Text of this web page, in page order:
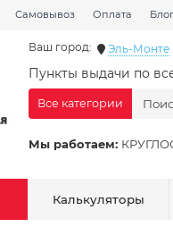
Самовывоз Оплата Блог
Ваш город: Эль-Монте
Пункты выдачи по
Мы работаем:
Все категории
Калькуляторы